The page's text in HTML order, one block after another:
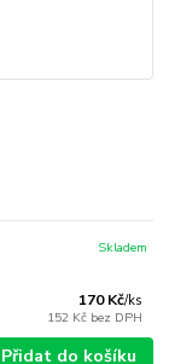
170 Kč/ks
152 Kč bez DPH
Skladem
Přidat do košíku